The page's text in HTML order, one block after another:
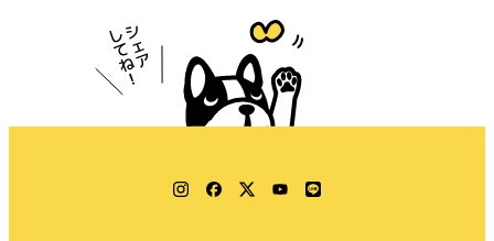
Instagram
Facebook
TwitterYouTube
LINE